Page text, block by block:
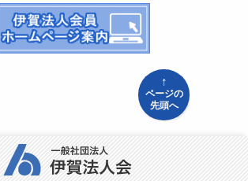
↑
ページの
先頭へ